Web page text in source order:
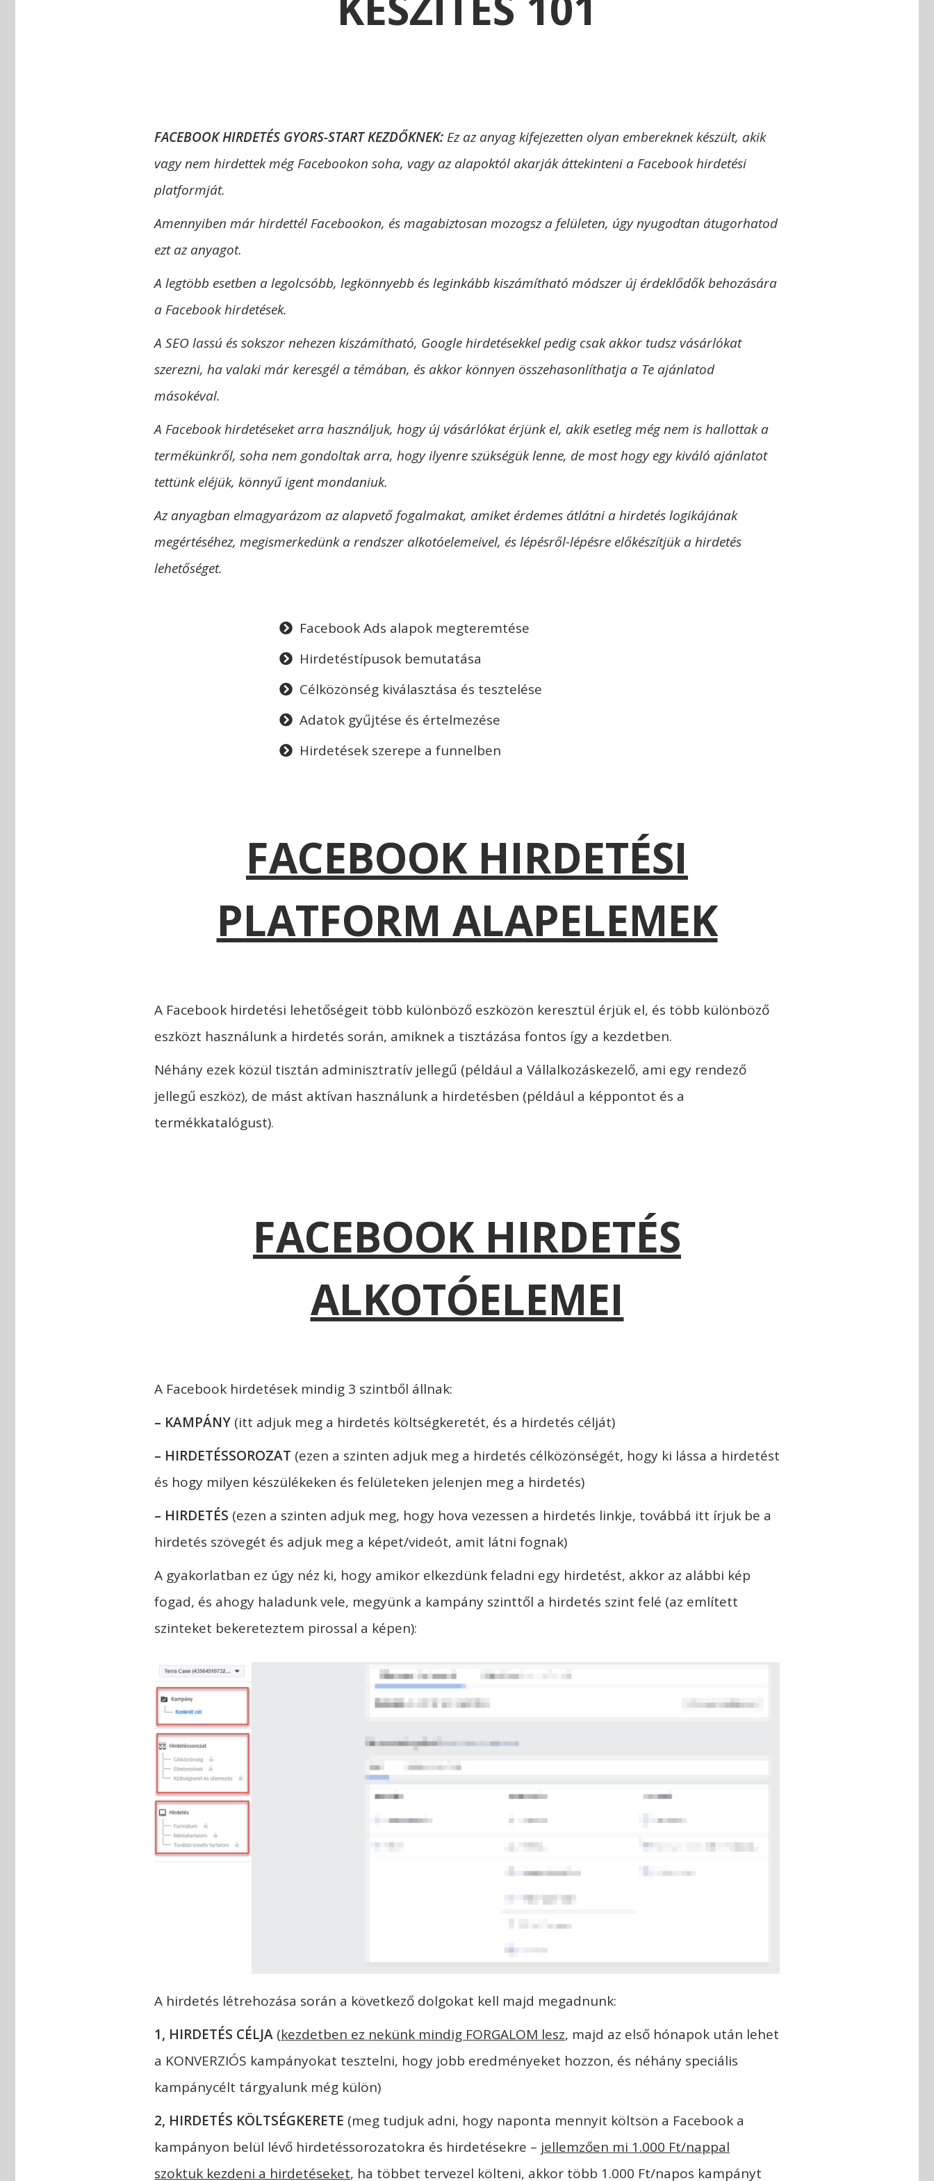
FACEBOOK HIRDETÉS GYORS-START KEZDŐKNEK: Ez az anyag kifejezetten olyan embereknek készült, akik
vagy nem hirdettek még Facebookon soha, vagy az alapoktól akarják áttekinteni a Facebook hirdetési
platformját.
Amennyiben már hirdettél Facebookon, és magabiztosan mozogsz a felületen, úgy nyugodtan átugorhatod
ezt az anyagot.
A legtöbb esetben a legolcsóbb, legkönnyebb és leginkább kiszámítható módszer új érdeklődők behozására
a Facebook hirdetések.
A SEO lassú és sokszor nehezen kiszámítható, Google hirdetésekkel pedig csak akkor tudsz vásárlókat
szerezni, ha valaki már keresgél a témában, és akkor könnyen összehasonlíthatja a Te ajánlatod
másokéval.
A Facebook hirdetéseket arra használjuk, hogy új vásárlókat érjünk el, akik esetleg még nem is hallottak a
termékünkről, soha nem gondoltak arra, hogy ilyenre szükségük lenne, de most hogy egy kiváló ajánlatot
tettünk eléjük, könnyű igent mondaniuk.
Az anyagban elmagyarázom az alapvető fogalmakat, amiket érdemes átlátni a hirdetés logikájának
megértéséhez, megismerkedünk a rendszer alkotóelemeivel, és lépésről-lépésre előkészítjük a hirdetés
lehetőséget.
Facebook Ads alapok megteremtése
Hirdetéstípusok bemutatása
Célközönség kiválasztása és tesztelése
Adatok gyűjtése és értelmezése
Hirdetések szerepe a funnelben
FACEBOOK HIRDETÉSI
PLATFORM ALAPELEMEK
A Facebook hirdetési lehetőségeit több különböző eszközön keresztül érjük el, és több különböző
eszközt használunk a hirdetés során, amiknek a tisztázása fontos így a kezdetben.
Néhány ezek közül tisztán adminisztratív jellegű (például a Vállalkozáskezelő, ami egy rendező
jellegű eszköz), de mást aktívan használunk a hirdetésben (például a képpontot és a
termékkatalógust).
FACEBOOK HIRDETÉS
ALKOTÓELEMEI
A Facebook hirdetések mindig 3 szintből állnak:
– KAMPÁNY (itt adjuk meg a hirdetés költségkeretét, és a hirdetés célját)
– HIRDETÉSSOROZAT (ezen a szinten adjuk meg a hirdetés célközönségét, hogy ki lássa a hirdetést
és hogy milyen készülékeken és felületeken jelenjen meg a hirdetés)
– HIRDETÉS (ezen a szinten adjuk meg, hogy hova vezessen a hirdetés linkje, továbbá itt írjuk be a
hirdetés szövegét és adjuk meg a képet/videót, amit látni fognak)
A gyakorlatban ez úgy néz ki, hogy amikor elkezdünk feladni egy hirdetést, akkor az alábbi kép
fogad, és ahogy haladunk vele, megyünk a kampány szinttől a hirdetés szint felé (az említett
szinteket bekereteztem pirossal a képen):
A hirdetés létrehozása során a következő dolgokat kell majd megadnunk:
1, HIRDETÉS CÉLJA (kezdetben ez nekünk mindig FORGALOM lesz, majd az első hónapok után lehet
a KONVERZIÓS kampányokat tesztelni, hogy jobb eredményeket hozzon, és néhány speciális
kampánycélt tárgyalunk még külön)
2, HIRDETÉS KÖLTSÉGKERETE (meg tudjuk adni, hogy naponta mennyit költsön a Facebook a
kampányon belül lévő hirdetéssorozatokra és hirdetésekre – jellemzően mi 1.000 Ft/nappal
szoktuk kezdeni a hirdetéseket, ha többet tervezel költeni, akkor több 1.000 Ft/napos kampányt